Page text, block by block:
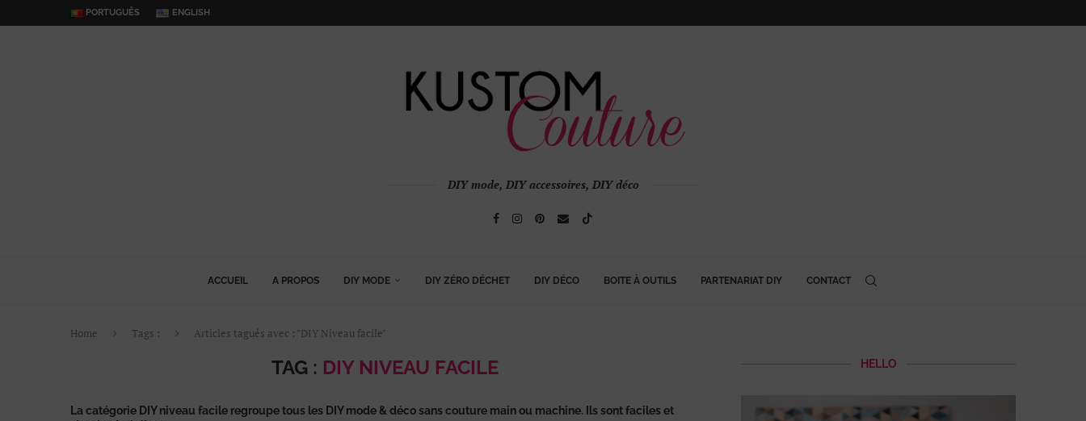
PORTUGUÊS ENGLISH
DIY mode, DIY accessoires, DIY déco
ACCUEIL A PROPOS DIY MODE DIY ZÉRO DÉCHET DIY DÉCO BOITE À OUTILS PARTENARIAT DIY CONTACT
Home Tags : Articles tagués avec : "DIY Niveau facile"
TAG : DIY NIVEAU FACILE
La catégorie DIY niveau facile regroupe tous les DIY mode & déco sans couture main ou machine. Ils sont faciles et
HELLO